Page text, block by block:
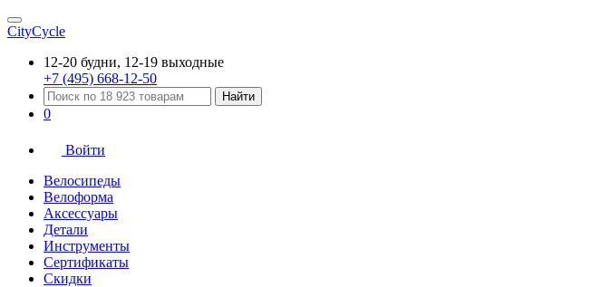
CityCycle
12-20 будни, 12-19 выходные
+7 (495) 668-12-50
Найти
0
Войти
Велосипеды
Велоформа
Аксессуары
Детали
Инструменты
Сертификаты
Скидки